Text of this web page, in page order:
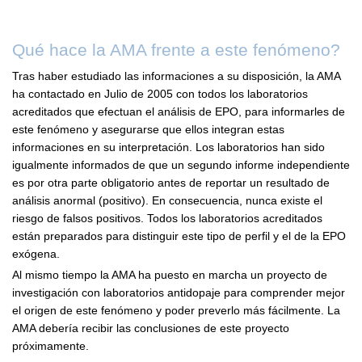
Qué hace la AMA frente a este fenómeno?
Tras haber estudiado las informaciones a su disposición, la AMA
ha contactado en Julio de 2005 con todos los laboratorios
acreditados que efectuan el análisis de EPO, para informarles de
este fenómeno y asegurarse que ellos integran estas
informaciones en su interpretación. Los laboratorios han sido
igualmente informados de que un segundo informe independiente
es por otra parte obligatorio antes de reportar un resultado de
análisis anormal (positivo). En consecuencia, nunca existe el
riesgo de falsos positivos. Todos los laboratorios acreditados
están preparados para distinguir este tipo de perfil y el de la EPO
exógena.
Al mismo tiempo la AMA ha puesto en marcha un proyecto de
investigación con laboratorios antidopaje para comprender mejor
el origen de este fenómeno y poder preverlo más fácilmente. La
AMA debería recibir las conclusiones de este proyecto
próximamente.